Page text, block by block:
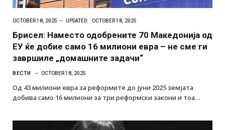
OCTOBER 18, 2025 UPDATED: OCTOBER 18, 2025
Брисел: Наместо одобрените 70 Македонија од
ЕУ ќе добие само 16 милиони евра – не сме ги
завршиле „домашните задачи“
ВЕСТИ OCTOBER 18, 2025
Од 43 милиони евра за реформите до јуни 2025 земјата
добива само 16 милиони за три реформски закони и тоа…